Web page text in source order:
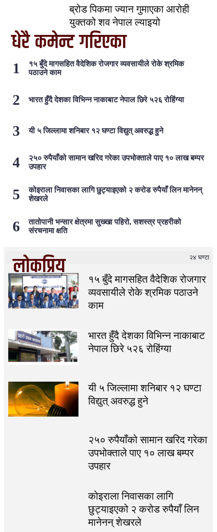
ब्रोड पिकमा ज्यान गुमाएका आरोही
युक्तको शव नेपाल ल्याइयो
धेरै कमेन्ट गरिएका
१५ बुँदे मागसहित वैदेशिक रोजगार व्यवसायीले रोके श्रमिक
पठाउने काम
भारत हुँदै देशका विभिन्न नाकाबाट नेपाल छिरे ५२६ रोहिंग्या
यी ५ जिल्लामा शनिबार १२ घण्टा विद्युत् अवरुद्ध हुने
२५० रुपैयाँको सामान खरिद गरेका उपभोक्ताले पाए १० लाख बम्पर
उपहार
कोइराला निवासका लागि छुट्याइएको २ करोड रुपैयाँ लिन मानेनन्
शेखरले
तातोपानी भन्सार क्षेत्रमा सुख्खा पहिरो, सशस्त्र प्रहरीको
संरचनामा क्षति
लोकप्रिय २४ घण्टा
१५ बुँदे मागसहित वैदेशिक रोजगार
व्यवसायीले रोके श्रमिक पठाउने
काम
भारत हुँदै देशका विभिन्न नाकाबाट
नेपाल छिरे ५२६ रोहिंग्या
यी ५ जिल्लामा शनिबार १२ घण्टा
विद्युत् अवरुद्ध हुने
२५० रुपैयाँको सामान खरिद गरेका
उपभोक्ताले पाए १० लाख बम्पर
उपहार
कोइराला निवासका लागि
छुट्याइएको २ करोड रुपैयाँ लिन
मानेनन् शेखरले